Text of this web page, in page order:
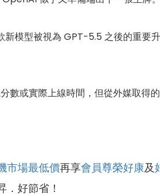
新模型被視為 GPT-5.5 之後的重要
或實際上線時間，但從外媒取得
市場最低價再享會員尊榮好康及
．好節省！